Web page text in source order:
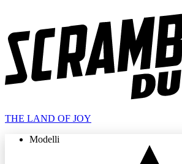
THE LAND OF JOY
Modelli